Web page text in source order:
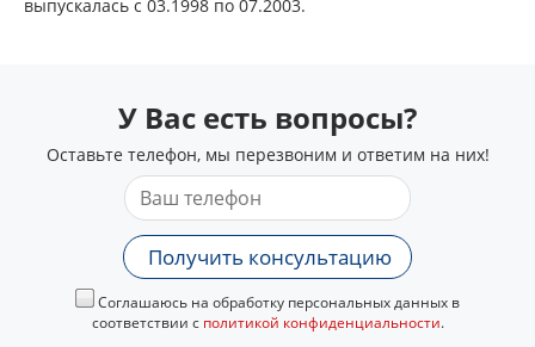
выпускалась с 03.1998 по 07.2003.
У Вас есть вопросы?
Оставьте телефон, мы перезвоним и ответим на них!
Получить консультацию
Соглашаюсь на обработку персональных данных в
соответствии с политикой конфиденциальности.